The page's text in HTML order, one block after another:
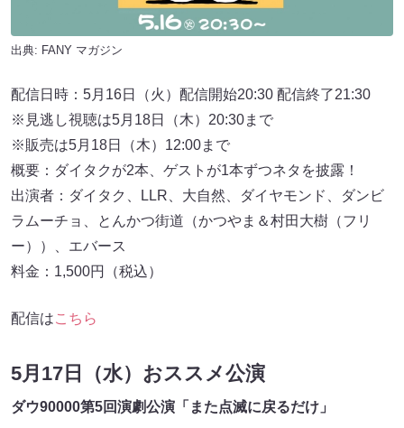
出典: FANY マガジン
配信日時：5月16日（⽕）配信開始20:30 配信終了21:30
※⾒逃し視聴は5月18日（⽊）20:30まで
※販売は5月18日（⽊）12:00まで
概要：ダイタクが2本、ゲストが1本ずつネタを披露！
出演者：ダイタク、LLR、⼤⾃然、ダイヤモンド、ダンビ
ラムーチョ、とんかつ街道（かつやま＆村⽥⼤樹（フリ
ー））、エバース
料金：1,500円（税込）
配信はこちら
5月17日（水）おススメ公演
ダウ90000第5回演劇公演「また点滅に戻るだけ」